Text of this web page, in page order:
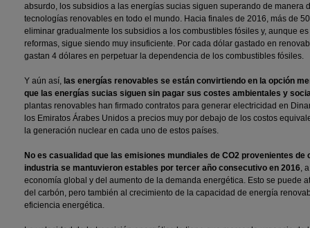
absurdo, los subsidios a las energías sucias siguen superando de manera
tecnologías renovables en todo el mundo. Hacia finales de 2016, más de
eliminar gradualmente los subsidios a los combustibles fósiles y, aunque
reformas, sigue siendo muy insuficiente. Por cada dólar gastado en
gastan 4 dólares en perpetuar la dependencia de los combustibles fósiles.
Y aún así, las energías renovables se están convirtiendo en la opción
que las energías sucias siguen sin pagar sus costes ambientales y
plantas renovables han firmado contratos para generar electricidad en
los Emiratos Árabes Unidos a precios muy por debajo de los costos
la generación nuclear en cada uno de estos países.
No es casualidad que las emisiones mundiales de CO2 provenientes
industria se mantuvieron estables por tercer año consecutivo en 2016,
economía global y del aumento de la demanda energética. Esto se puede
del carbón, pero también al crecimiento de la capacidad de energía
eficiencia energética.